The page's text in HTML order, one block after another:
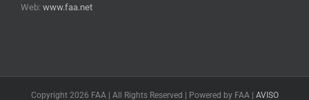
Web: www.faa.net
Copyright 2026 FAA | All Rights Reserved | Powered by FAA | AVISO